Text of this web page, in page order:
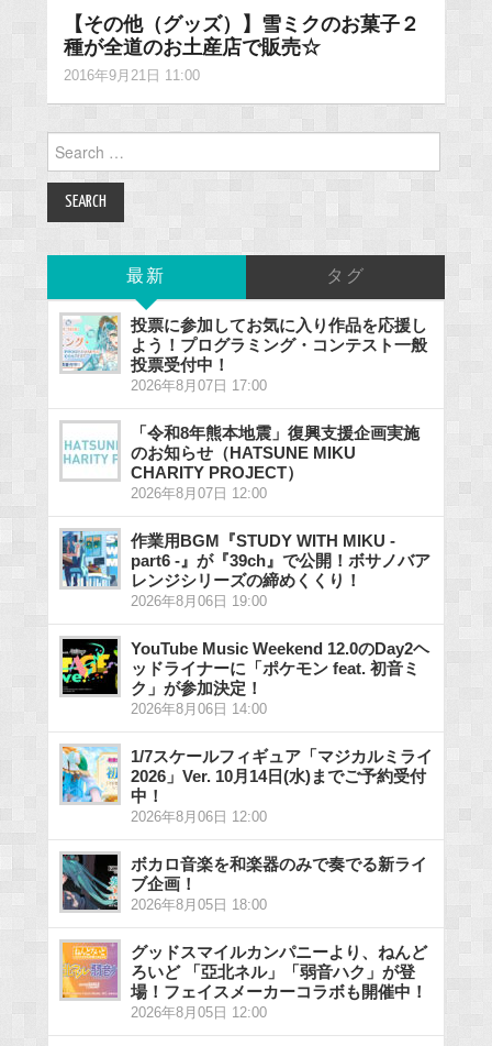
【その他（グッズ）】雪ミクのお菓子２
種が全道のお土産店で販売☆
2016年9月21日 11:00
for:
最新 タグ
投票に参加してお気に入り作品を応援し
よう！プログラミング・コンテスト一般
投票受付中！
2026年8月07日 17:00
「令和8年熊本地震」復興支援企画実施
のお知らせ（HATSUNE MIKU
CHARITY PROJECT）
2026年8月07日 12:00
作業用BGM『STUDY WITH MIKU -
part6 -』が『39ch』で公開！ボサノバア
レンジシリーズの締めくくり！
2026年8月06日 19:00
YouTube Music Weekend 12.0のDay2ヘ
ッドライナーに「ポケモン feat. 初音ミ
ク」が参加決定！
2026年8月06日 14:00
1/7スケールフィギュア「マジカルミライ
2026」Ver. 10月14日(水)までご予約受付
中！
2026年8月06日 12:00
ボカロ音楽を和楽器のみで奏でる新ライ
ブ企画！
2026年8月05日 18:00
グッドスマイルカンパニーより、ねんど
ろいど 「亞北ネル」「弱音ハク」が登
場！フェイスメーカーコラボも開催中！
2026年8月05日 12:00